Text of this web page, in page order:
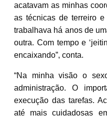
acatavam as minhas
as técnicas de terreiro
trabalhava há anos de
outra. Com tempo e
encaixando”, conta.
“Na minha visão o
administração. O
execução das tarefas.
até mais cuidadosas